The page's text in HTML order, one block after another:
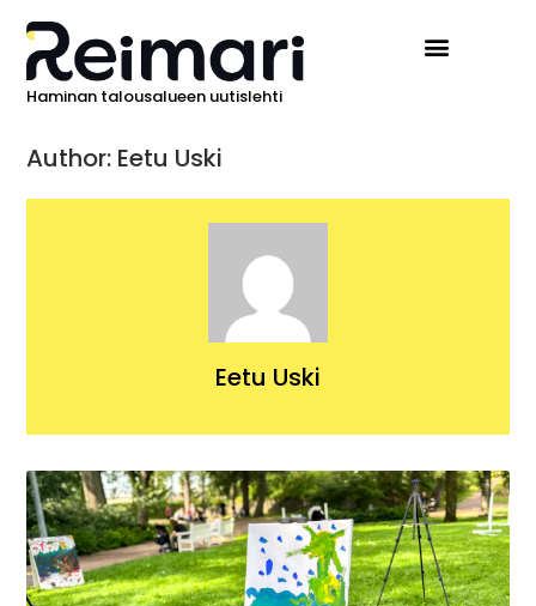
Haminan talousalueen uutislehti
Author: Eetu Uski
Eetu Uski